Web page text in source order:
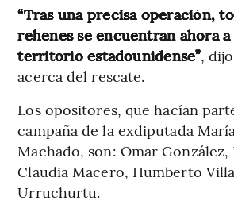
“Tras una precisa operación,
rehenes se encuentran ahora a
territorio estadounidense”,
acerca del rescate.
Los opositores, que hacían
campaña de la exdiputada
Machado, son: Omar González,
Claudia Macero, Humberto
Urruchurtu.